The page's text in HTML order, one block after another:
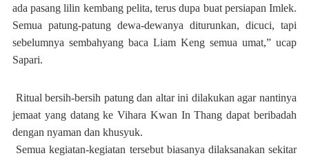
ada pasang lilin kembang pelita, terus dupa buat persiapan Imlek.
Semua patung-patung dewa-dewanya diturunkan, dicuci, tapi
sebelumnya sembahyang baca Liam Keng semua umat,” ucap
Sapari.
Ritual bersih-bersih patung dan altar ini dilakukan agar nantinya
jemaat yang datang ke Vihara Kwan In Thang dapat beribadah
dengan nyaman dan khusyuk.
Semua kegiatan-kegiatan tersebut biasanya dilaksanakan sekitar